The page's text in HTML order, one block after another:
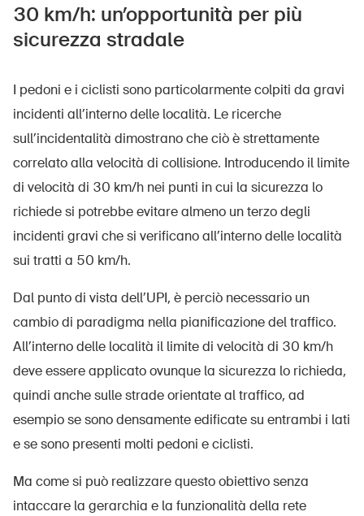
30 km/h: un’opportunità per più
sicurezza stradale
I pedoni e i ciclisti sono particolarmente colpiti da gravi
incidenti all’interno delle località. Le ricerche
sull’incidentalità dimostrano che ciò è strettamente
correlato alla velocità di collisione. Introducendo il limite
di velocità di 30 km/h nei punti in cui la sicurezza lo
richiede si potrebbe evitare almeno un terzo degli
incidenti gravi che si verificano all’interno delle località
sui tratti a 50 km/h.
Dal punto di vista dell’UPI, è perciò necessario un
cambio di paradigma nella pianificazione del traffico.
All’interno delle località il limite di velocità di 30 km/h
deve essere applicato ovunque la sicurezza lo richieda,
quindi anche sulle strade orientate al traffico, ad
esempio se sono densamente edificate su entrambi i lati
e se sono presenti molti pedoni e ciclisti.
Ma come si può realizzare questo obiettivo senza
intaccare la gerarchia e la funzionalità della rete